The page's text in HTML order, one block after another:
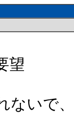
望
ないで、